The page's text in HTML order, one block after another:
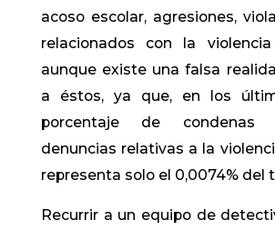
acoso escolar, agresiones,
relacionados con la
aunque existe una falsa
a éstos, ya que, en los
porcentaje de condenas
denuncias relativas a la
representa solo el 0,0074% del
Recurrir a un equipo de